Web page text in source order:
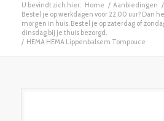
U bevindt zich hier: Home / Aanbiedingen /
Bestel je op werkdagen voor 22.00 uur? Dan
morgen in huis. Bestel je op zaterdag of
dinsdag bij je thuis bezorgd.
/ HEMA HEMA Lippenbalsem Tompouce